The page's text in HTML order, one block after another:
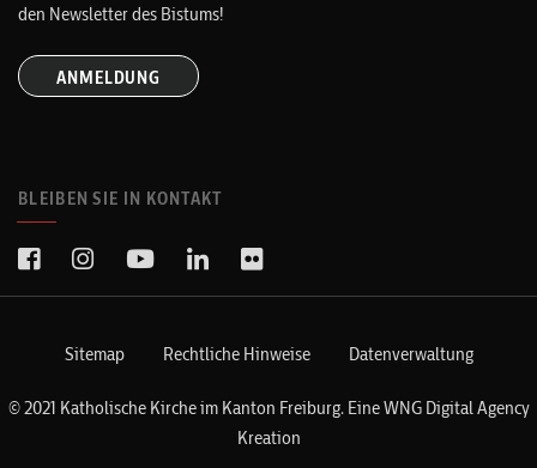
den Newsletter des Bistums!
ANMELDUNG
BLEIBEN SIE IN KONTAKT
Sitemap Rechtliche Hinweise Datenverwaltung
© 2021 Katholische Kirche im Kanton Freiburg. EineWNG Digital Agency
Kreation